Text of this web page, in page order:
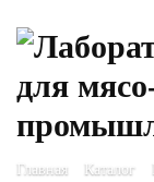
Главная Каталог